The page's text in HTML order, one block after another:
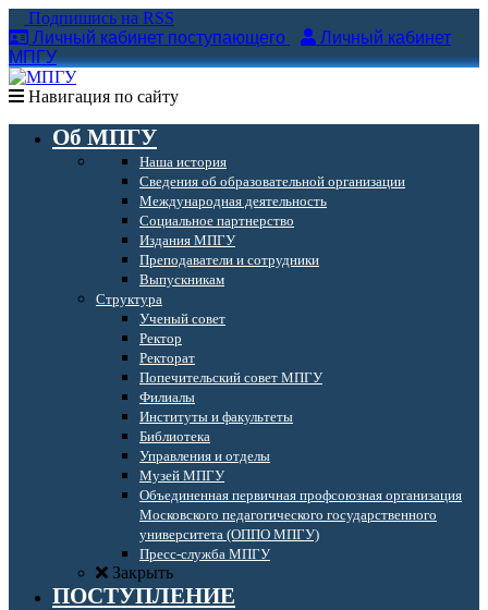
Подпишись на RSS
Личный кабинет поступающего
Личный кабинет
МПГУ
Навигация по сайту
Об МПГУ
Наша история
Сведения об образовательной организации
Международная деятельность
Социальное партнерство
Издания МПГУ
Преподаватели и сотрудники
Выпускникам
Структура
Ученый совет
Ректор
Ректорат
Попечительский совет МПГУ
Филиалы
Институты и факультеты
Библиотека
Управления и отделы
Музей МПГУ
Объединенная первичная профсоюзная организация
Московского педагогического государственного
университета (ОППО МПГУ)
Пресс-служба МПГУ
Закрыть
ПОСТУПЛЕНИЕ